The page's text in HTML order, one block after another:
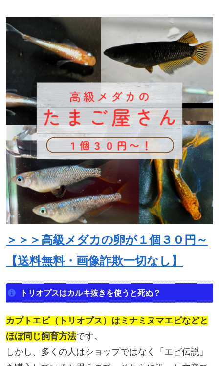
＞＞＞高級メダカの卵が１個３０円～
【送料無料・画像詐欺一切なし】
トリオプスはカルキ抜きを使うと死ぬ？
カブトエビ（トリオプス）はミナミヌマエビなどと
ほぼ同じ飼育方法です。
しかし、多くの人はショップではなく「エビ伝説」